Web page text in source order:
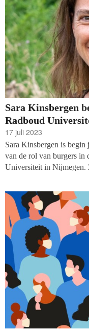
Sara Kinsbergen
Radboud
17 juli 2023
Sara Kinsbergen is begin
van de rol van burgers in
Universiteit in Nijmegen.
andere landen.